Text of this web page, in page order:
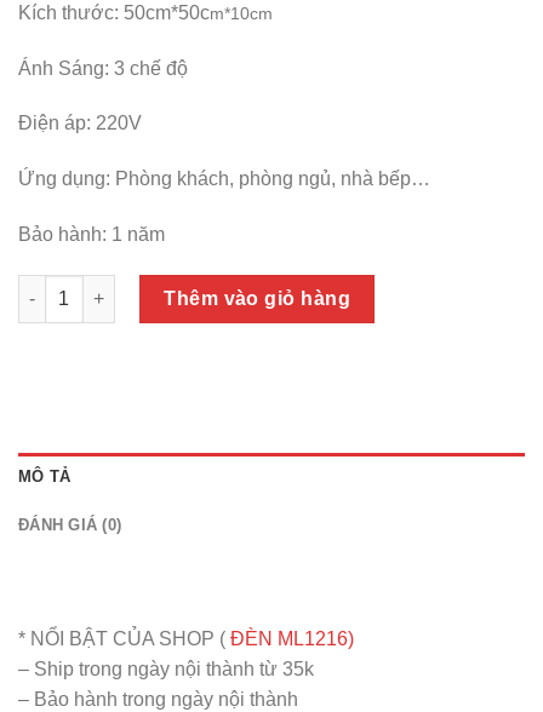
Kích thước: 50cm*50cm*10cm
Ánh Sáng: 3 chế độ
Điện áp: 220V
Ứng dụng: Phòng khách, phòng ngủ, nhà bếp…
Bảo hành: 1 năm
Đèn trần LED trang trí có điều khiển ML1216 số lượng
Thêm vào giỏ hàng
MÔ TẢ
ĐÁNH GIÁ (0)
* NỔI BẬT CỦA SHOP ( ĐÈN ML1216)
– Ship trong ngày nội thành từ 35k
– Bảo hành trong ngày nội thành